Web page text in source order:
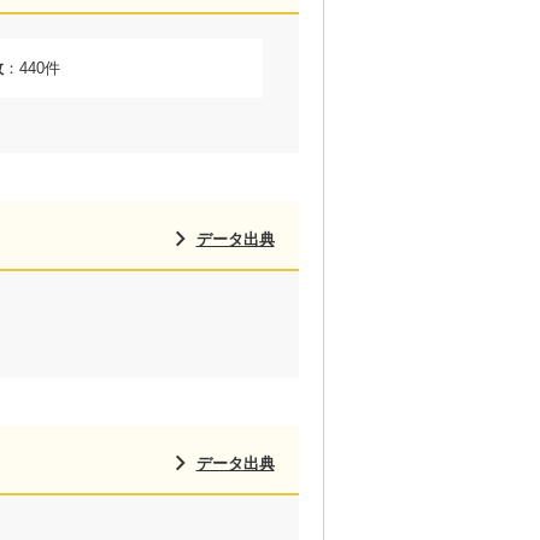
： 440件
データ出典
データ出典